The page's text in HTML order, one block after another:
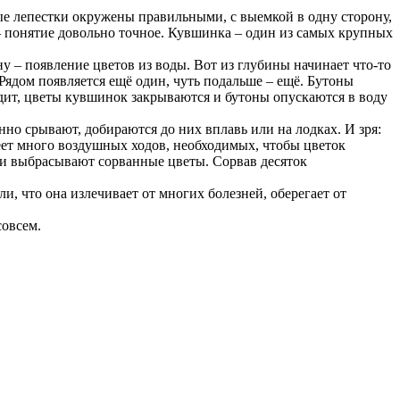
окружены правильными, с выемкой в одну сторону,
довольно точное. Кувшинка – один из самых крупных
появление цветов из воды. Вот из глубины начинает что-то
появляется ещё один, чуть подальше – ещё. Бутоны
цветы кувшинок закрываются и бутоны опускаются в воду
срывают, добираются до них вплавь или на лодках. И зря:
много воздушных ходов, необходимых, чтобы цветок
выбрасывают сорванные цветы. Сорвав десяток
она излечивает от многих болезней, оберегает от